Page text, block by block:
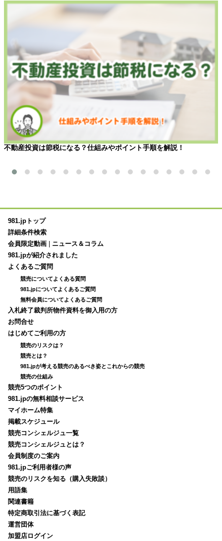
不動産投資は節税になる？仕組みやポイント手順を解説！
981.jpトップ
詳細条件検索
会員限定動画
ニュース＆コラム
981.jpが紹介されました
よくあるご質問
競売についてよくある質問
981.jpについてよくあるご質問
無料会員についてよくあるご質問
入札終了裁判所物件資料を御入用の方
お問合せ
はじめてご利用の方
競売のリスクは？
競売とは？
981.jpが考える競売のあるべき姿とこれからの競売
競売の仕組み
競売5つのポイント
981.jpの無料相談サービス
マイホーム特集
掲載スケジュール
競売コンシェルジュ一覧
競売コンシェルジュとは？
会員制度のご案内
981.jpご利用者様の声
競売のリスクを知る（購入失敗談）
用語集
関連書籍
特定商取引法に基づく表記
運営団体
加盟店ログイン